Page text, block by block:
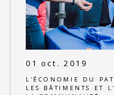
01 oct. 2019
L'ÉCONOMIE DU
LES BÂTIMENTS ET